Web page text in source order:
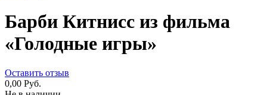
Барби Китнисс из фильма
«Голодные игры»
Оставить отзыв
0,00 Руб.